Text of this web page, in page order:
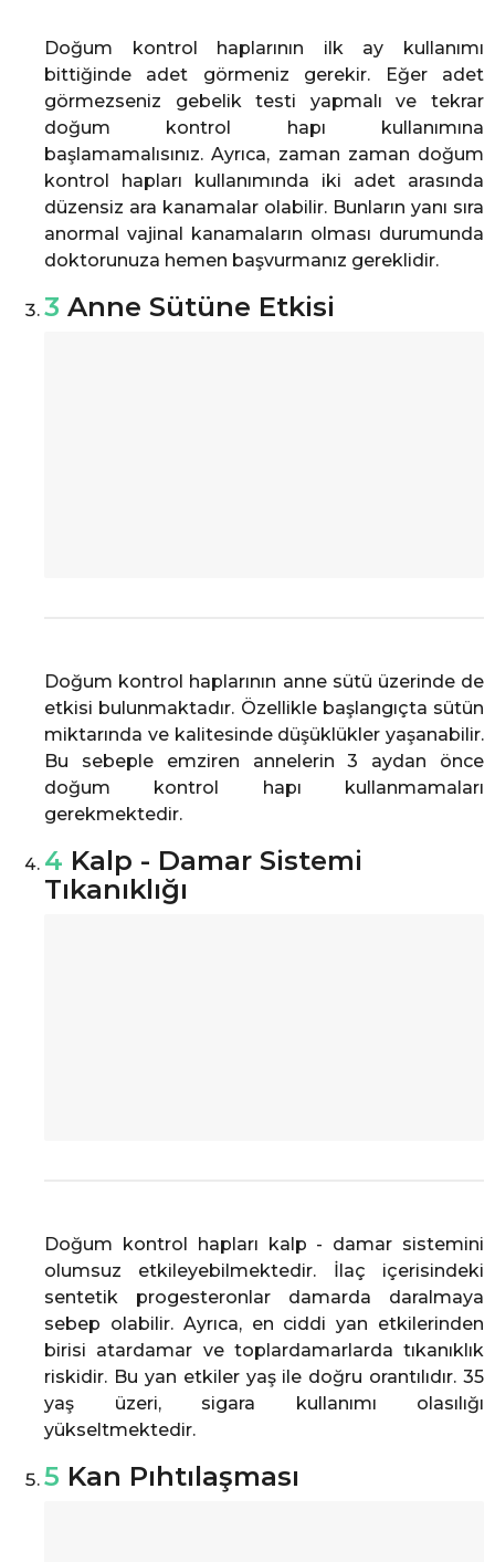
Doğum kontrol haplarının ilk ay kullanımı
bittiğinde adet görmeniz gerekir. Eğer adet
görmezseniz gebelik testi yapmalı ve tekrar
doğum kontrol hapı kullanımına
başlamamalısınız. Ayrıca, zaman zaman doğum
kontrol hapları kullanımında iki adet arasında
düzensiz ara kanamalar olabilir. Bunların yanı sıra
anormal vajinal kanamaların olması durumunda
doktorunuza hemen başvurmanız gereklidir.
3 Anne Sütüne Etkisi
Doğum kontrol haplarının anne sütü üzerinde de
etkisi bulunmaktadır. Özellikle başlangıçta sütün
miktarında ve kalitesinde düşüklükler yaşanabilir.
Bu sebeple emziren annelerin 3 aydan önce
doğum kontrol hapı kullanmamaları
gerekmektedir.
4 Kalp - Damar Sistemi
Tıkanıklığı
Doğum kontrol hapları kalp - damar sistemini
olumsuz etkileyebilmektedir. İlaç içerisindeki
sentetik progesteronlar damarda daralmaya
sebep olabilir. Ayrıca, en ciddi yan etkilerinden
birisi atardamar ve toplardamarlarda tıkanıklık
riskidir. Bu yan etkiler yaş ile doğru orantılıdır. 35
yaş üzeri, sigara kullanımı olasılığı
yükseltmektedir.
5 Kan Pıhtılaşması